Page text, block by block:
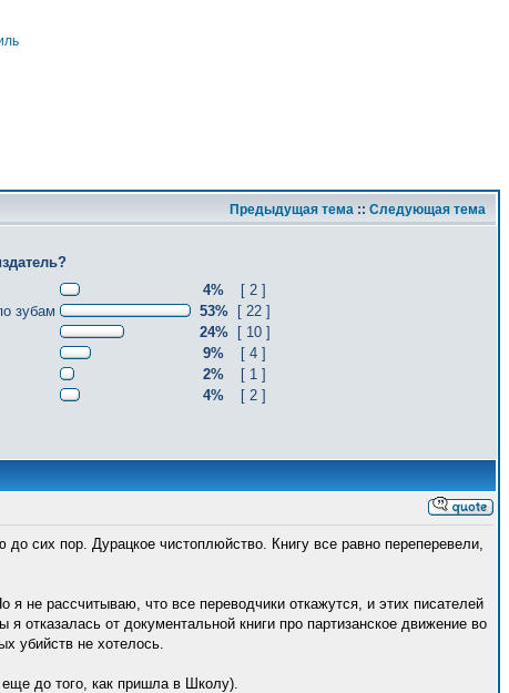
Предыдущая тема :: Следующая тема
4%
[ 2 ]
зубам
53%
[ 22 ]
24%
[ 10 ]
9%
[ 4 ]
2%
[ 1 ]
4%
[ 2 ]
сих пор. Дурацкое чистоплюйство. Книгу все равно переперевели,
я не рассчитываю, что все переводчики откажутся, и этих писателей
отказалась от документальной книги про партизанское движение во
убийств не хотелось.
до того, как пришла в Школу).